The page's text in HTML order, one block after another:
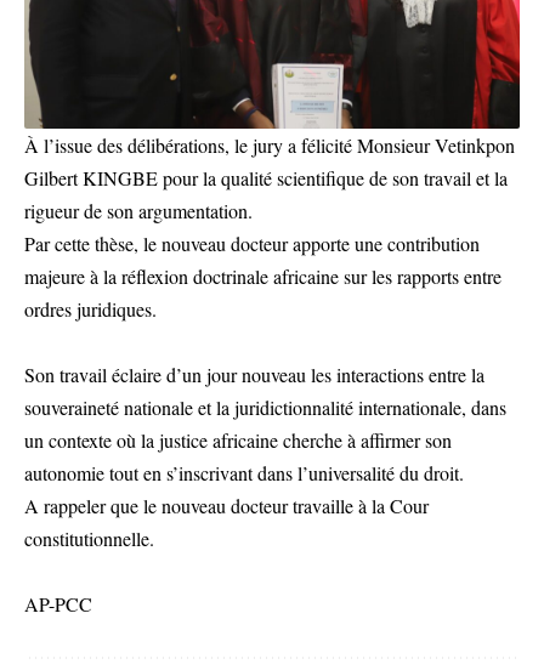
À l’issue des délibérations, le jury a félicité Monsieur Vetinkpon
Gilbert KINGBE pour la qualité scientifique de son travail et la
rigueur de son argumentation.
Par cette thèse, le nouveau docteur apporte une contribution
majeure à la réflexion doctrinale africaine sur les rapports entre
ordres juridiques.
Son travail éclaire d’un jour nouveau les interactions entre la
souveraineté nationale et la juridictionnalité internationale, dans
un contexte où la justice africaine cherche à affirmer son
autonomie tout en s’inscrivant dans l’universalité du droit.
A rappeler que le nouveau docteur travaille à la Cour
constitutionnelle.
AP-PCC